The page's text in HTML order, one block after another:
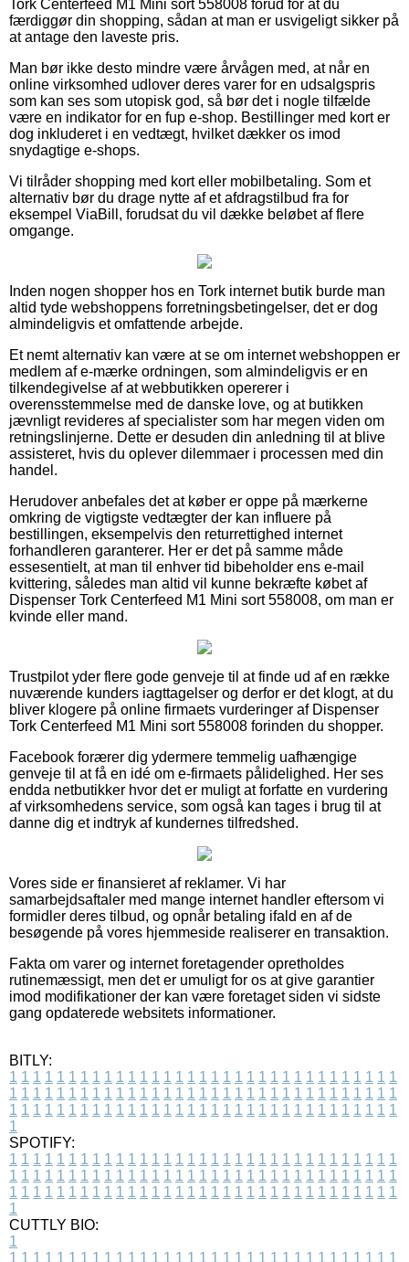
Tork Centerfeed M1 Mini sort 558008 forud for at du
færdiggør din shopping, sådan at man er usvigeligt sikker på
at antage den laveste pris.
Man bør ikke desto mindre være årvågen med, at når en
online virksomhed udlover deres varer for en udsalgspris
som kan ses som utopisk god, så bør det i nogle tilfælde
være en indikator for en fup e-shop. Bestillinger med kort er
dog inkluderet i en vedtægt, hvilket dækker os imod
snydagtige e-shops.
Vi tilråder shopping med kort eller mobilbetaling. Som et
alternativ bør du drage nytte af et afdragstilbud fra for
eksempel ViaBill, forudsat du vil dække beløbet af flere
omgange.
Inden nogen shopper hos en Tork internet butik burde man
altid tyde webshoppens forretningsbetingelser, det er dog
almindeligvis et omfattende arbejde.
Et nemt alternativ kan være at se om internet webshoppen er
medlem af e-mærke ordningen, som almindeligvis er en
tilkendegivelse af at webbutikken opererer i
overensstemmelse med de danske love, og at butikken
jævnligt revideres af specialister som har megen viden om
retningslinjerne. Dette er desuden din anledning til at blive
assisteret, hvis du oplever dilemmaer i processen med din
handel.
Herudover anbefales det at køber er oppe på mærkerne
omkring de vigtigste vedtægter der kan influere på
bestillingen, eksempelvis den returrettighed internet
forhandleren garanterer. Her er det på samme måde
essesentielt, at man til enhver tid bibeholder ens e-mail
kvittering, således man altid vil kunne bekræfte købet af
Dispenser Tork Centerfeed M1 Mini sort 558008, om man er
kvinde eller mand.
Trustpilot yder flere gode genveje til at finde ud af en række
nuværende kunders iagttagelser og derfor er det klogt, at du
bliver klogere på online firmaets vurderinger af Dispenser
Tork Centerfeed M1 Mini sort 558008 forinden du shopper.
Facebook forærer dig ydermere temmelig uafhængige
genveje til at få en idé om e-firmaets pålidelighed. Her ses
endda netbutikker hvor det er muligt at forfatte en vurdering
af virksomhedens service, som også kan tages i brug til at
danne dig et indtryk af kundernes tilfredshed.
Vores side er finansieret af reklamer. Vi har
samarbejdsaftaler med mange internet handler eftersom vi
formidler deres tilbud, og opnår betaling ifald en af de
besøgende på vores hjemmeside realiserer en transaktion.
Fakta om varer og internet foretagender opretholdes
rutinemæssigt, men det er umuligt for os at give garantier
imod modifikationer der kan være foretaget siden vi sidste
gang opdaterede websitets informationer.
BITLY:
1 1 1 1 1 1 1 1 1 1 1 1 1 1 1 1 1 1 1 1 1 1 1 1 1 1 1 1 1 1 1 1 1
1 1 1 1 1 1 1 1 1 1 1 1 1 1 1 1 1 1 1 1 1 1 1 1 1 1 1 1 1 1 1 1 1
1 1 1 1 1 1 1 1 1 1 1 1 1 1 1 1 1 1 1 1 1 1 1 1 1 1 1 1 1 1 1 1 1
1
SPOTIFY:
1 1 1 1 1 1 1 1 1 1 1 1 1 1 1 1 1 1 1 1 1 1 1 1 1 1 1 1 1 1 1 1 1
1 1 1 1 1 1 1 1 1 1 1 1 1 1 1 1 1 1 1 1 1 1 1 1 1 1 1 1 1 1 1 1 1
1 1 1 1 1 1 1 1 1 1 1 1 1 1 1 1 1 1 1 1 1 1 1 1 1 1 1 1 1 1 1 1 1
1
CUTTLY BIO:
1
1 1 1 1 1 1 1 1 1 1 1 1 1 1 1 1 1 1 1 1 1 1 1 1 1 1 1 1 1 1 1 1 1